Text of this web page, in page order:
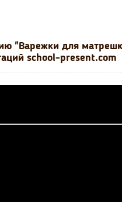
"Варежки для
school-present.com